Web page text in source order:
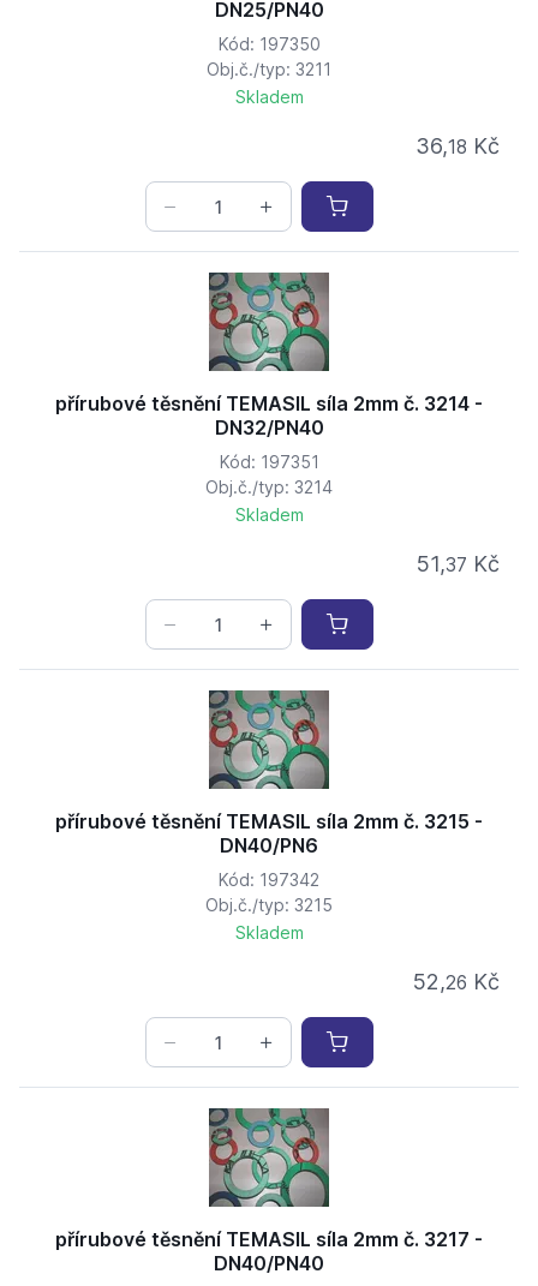
DN25/PN40
Kód: 197350
Obj.č./typ: 3211
Skladem
36,18 Kč
přírubové těsnění TEMASIL síla 2mm č. 3214 -
DN32/PN40
Kód: 197351
Obj.č./typ: 3214
Skladem
51,37 Kč
přírubové těsnění TEMASIL síla 2mm č. 3215 -
DN40/PN6
Kód: 197342
Obj.č./typ: 3215
Skladem
52,26 Kč
přírubové těsnění TEMASIL síla 2mm č. 3217 -
DN40/PN40